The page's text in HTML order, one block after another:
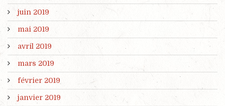
juin 2019
mai 2019
avril 2019
mars 2019
février 2019
janvier 2019